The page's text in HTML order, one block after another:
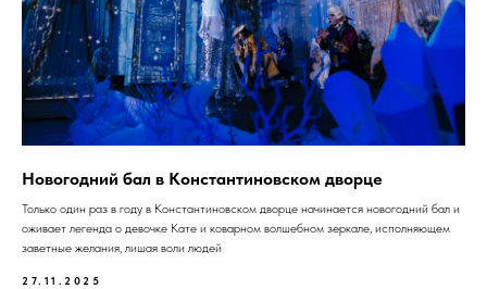
Новогодний бал в Константиновском дворце
Только один раз в году в Константиновском дворце начинается новогодний бал и
оживает легенда о девочке Кате и коварном волшебном зеркале, исполняющем
заветные желания, лишая воли людей
27.11.2025